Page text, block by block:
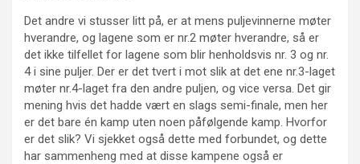
Det andre vi stusser litt på, er at mens puljevinnerne møter
hverandre, og lagene som er nr.2 møter hverandre, så er
det ikke tilfellet for lagene som blir henholdsvis nr. 3 og nr.
4 i sine puljer. Der er det tvert i mot slik at det ene nr.3-laget
møter nr.4-laget fra den andre puljen, og vice versa. Det gir
mening hvis det hadde vært en slags semi-finale, men her
er det bare én kamp uten noen påfølgende kamp. Hvorfor
er det slik? Vi sjekket også dette med forbundet, og dette
har sammenheng med at disse kampene også er